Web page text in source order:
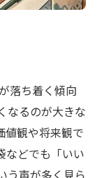
落ち着く傾向
なるのが大きな
値観や将来観で
などでも「いい